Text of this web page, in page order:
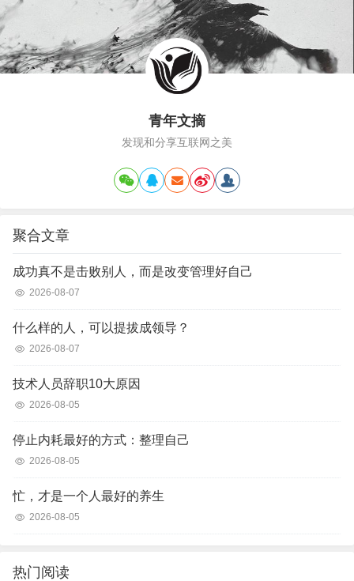
温…
青年文摘
发现和分享互联网之美
聚合文章
成功真不是击败别人，而是改变管理好自己
2026-08-07
什么样的人，可以提拔成领导？
2026-08-07
技术人员辞职10大原因
2026-08-05
停止内耗最好的方式：整理自己
2026-08-05
忙，才是一个人最好的养生
2026-08-05
热门阅读